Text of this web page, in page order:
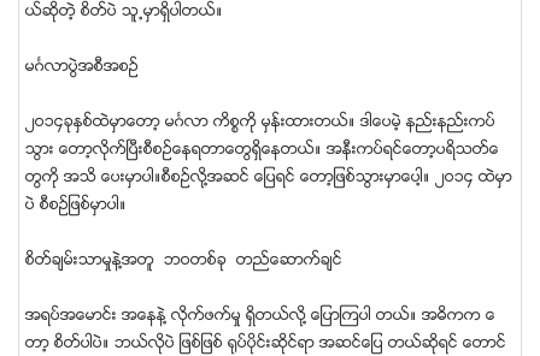
ယ္ဆိုတဲ့ စိတ္ပဲ သူ႕မွာရွိပါတယ္။
မဂၤလာပြဲအစီအစဥ္
၂ဝ၁၄ခုႏွစ္ထဲမွာေတာ့ မဂၤလာ ကိစၥကို မွန္းထားတယ္။ ဒါေပမဲ့ နည္းနည္းကပ္
သြား ေတာ့လိုက္ၿပီးစီစဥ္ေနရတာေတြရွိေနတယ္။ အနီးကပ္ရင္ေတာ့ပရိသတ္ေ
တြကို အသိ ေပးမွာပါ။စီစဥ္လို႔အဆင္ ေျပရင္ ေတာ့ျဖစ္သြားမွာေပါ့။ ၂ဝ၁၄ ထဲမွာ
ပဲ စီစဥ္ျဖစ္မွာပါ။
စိတ္ခ်မ္းသာမႈနဲ႔အတူ ဘဝတစ္ခု တည္ေဆာက္ခ်င္
အရပ္အေမာင္း အေနနဲ႔ လိုက္ဖက္မႈ ရွိတယ္လို႔ ေျပာၾကပါ တယ္။ အဓိကက ေ
တာ့ စိတ္ပါပဲ။ ဘယ္လိုပဲ ျဖစ္ျဖစ္ ႐ုပ္ပိုင္းဆိုင္ရာ အဆင္ေျပ တယ္ဆိုရင္ ေတာင္